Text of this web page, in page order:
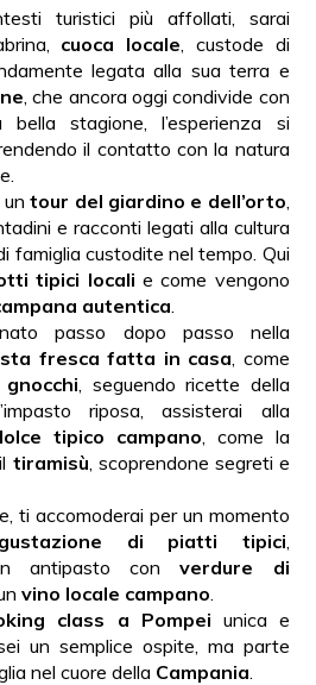
turistici più affollati, sarai
cuoca locale , custode di
legata alla sua terra e
, che ancora oggi condivide con
stagione, l’esperienza si
il contatto con la natura
untour del giardino e dell’orto
e racconti legati alla cultura
famiglia custodite nel tempo. Qui
tipici locali e come vengono
autentica
passo dopo passo nella
fresca fatta in casa , come
gnocchi , seguendo ricette della
riposa, assisterai alla
tipico campano , come la
tiramisù , scoprendone segreti e
ti accomoderai per un momento
di piatti tipici
antipasto converdure di
vino locale campano
class a Pompei unica e
un semplice ospite, ma parte
nel cuore della Campania